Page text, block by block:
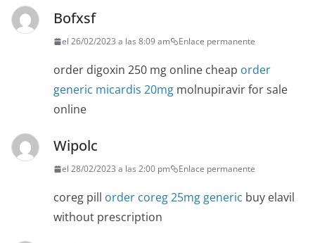
Bofxsf
el 26/02/2023 a las 8:09 am Enlace permanente
order digoxin 250 mg online cheap order
generic micardis 20mg molnupiravir for sale
online
Wipolc
el 28/02/2023 a las 2:00 pm Enlace permanente
coreg pill order coreg 25mg generic buy elavil
without prescription